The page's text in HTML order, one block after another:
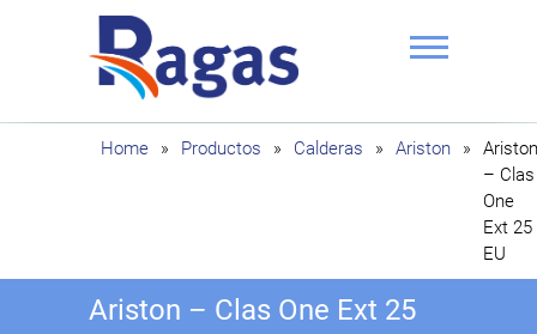
Ragas
Home » Productos » Calderas » Ariston »
Ariston
– Clas
One
Ext 25
EU
Ariston – Clas One Ext 25